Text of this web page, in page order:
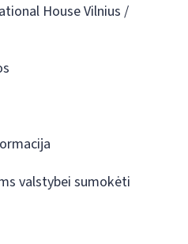
House Vilnius /
valstybei sumokėti